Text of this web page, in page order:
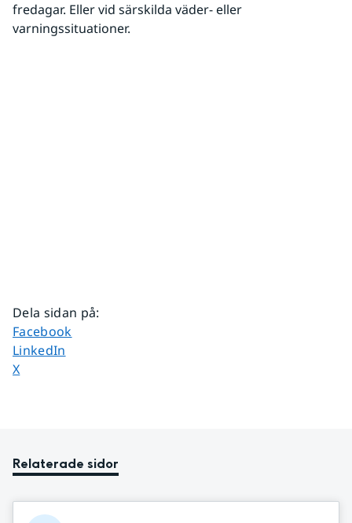
fredagar. Eller vid särskilda väder- eller
varningssituationer.
Dela sidan på:
Dela sidan på
Facebook
Dela sidan på
LinkedIn
Dela sidan på
X
Relaterade sidor